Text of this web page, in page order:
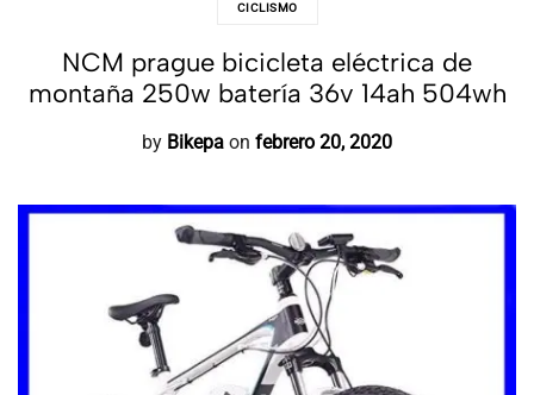
CICLISMO
NCM prague bicicleta eléctrica de
montaña 250w batería 36v 14ah 504wh
by Bikepa on febrero 20, 2020